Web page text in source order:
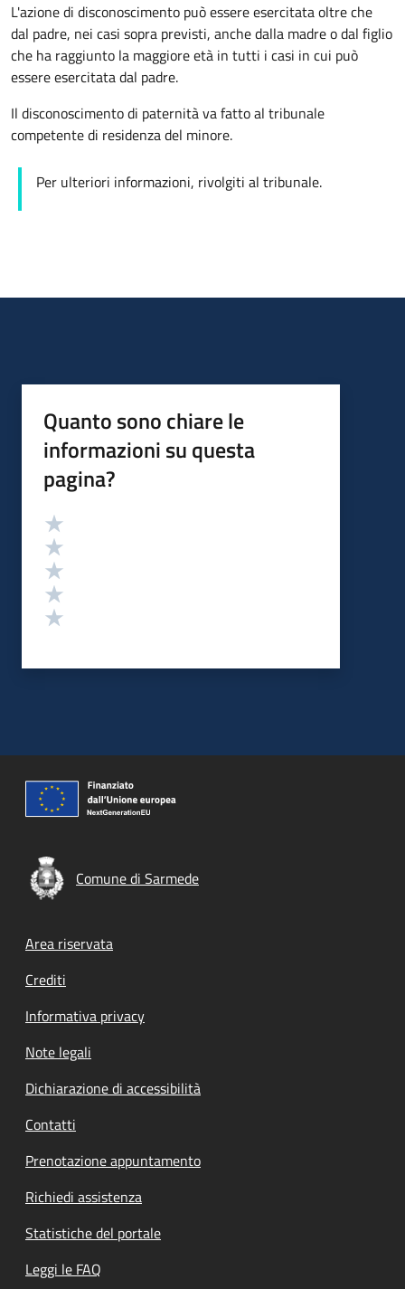
L'azione di disconoscimento può essere esercitata oltre che
dal padre, nei casi sopra previsti, anche dalla madre o dal figlio
che ha raggiunto la maggiore età in tutti i casi in cui può
essere esercitata dal padre.
Il disconoscimento di paternità va fatto al tribunale
competente di residenza del minore.
Per ulteriori informazioni, rivolgiti al tribunale.
Quanto sono chiare le
informazioni su questa
pagina?
Valutazione
Comune di Sarmede
Footer menu
Area riservata
Crediti
Informativa privacy
Note legali
Dichiarazione di accessibilità
Contatti
Prenotazione appuntamento
Richiedi assistenza
Statistiche del portale
Leggi le FAQ